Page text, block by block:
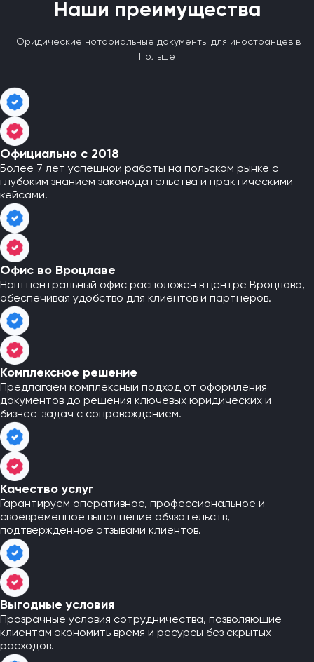
Наши преимущества
Юридические нотариальные документы для иностранцев в
Польше
Официально с 2018
Более 7 лет успешной работы на польском рынке с
глубоким знанием законодательства и практическими
кейсами.
Офис во Вроцлаве
Наш центральный офис расположен в центре Вроцлава,
обеспечивая удобство для клиентов и партнёров.
Комплексное решение
Предлагаем комплексный подход от оформления
документов до решения ключевых юридических и
бизнес-задач с сопровождением.
Качество услуг
Гарантируем оперативное, профессиональное и
своевременное выполнение обязательств,
подтверждённое отзывами клиентов.
Выгодные условия
Прозрачные условия сотрудничества, позволяющие
клиентам экономить время и ресурсы без скрытых
расходов.